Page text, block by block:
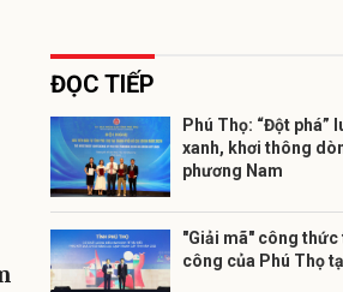
ĐỌC TIẾP
Phú Thọ: “Đột phá”
xanh, khơi thông
phương Nam
"Giải mã" công thức
công của Phú Thọ
Gửi